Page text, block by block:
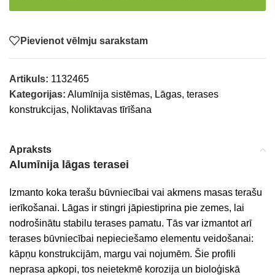
Pievienot vēlmju sarakstam
Artikuls: 1132465
Kategorijas: Alumīnija sistēmas, Lāgas, terases
konstrukcijas, Noliktavas tīrīšana
Apraksts
Alumīnija lāgas terasei
Izmanto koka terašu būvniecībai vai akmens masas terašu
ierīkošanai. Lāgas ir stingri jāpiestiprina pie zemes, lai
nodrošinātu stabilu terases pamatu. Tās var izmantot arī
terases būvniecībai nepieciešamo elementu veidošanai:
kāpņu konstrukcijām, margu vai nojumēm. Šie profili
neprasa apkopi, tos neietekmē korozija un bioloģiskā